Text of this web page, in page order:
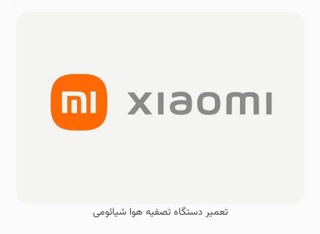
تعمیر دستگاه تصفیه هوا شیائومی